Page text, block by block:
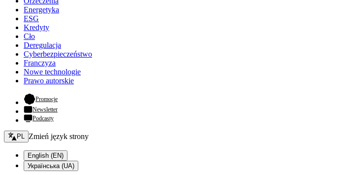
Energetyka
ESG
Kredyty
Cło
Deregulacja
Cyberbezpieczeństwo
Franczyza
Nowe technologie
Prawo autorskie
Promocje- otwiera się w nowej karcie
Newsletter
Podcasty
Zmień język - bieżący:
PL Zmień język strony
English (EN)
Українська (UA)